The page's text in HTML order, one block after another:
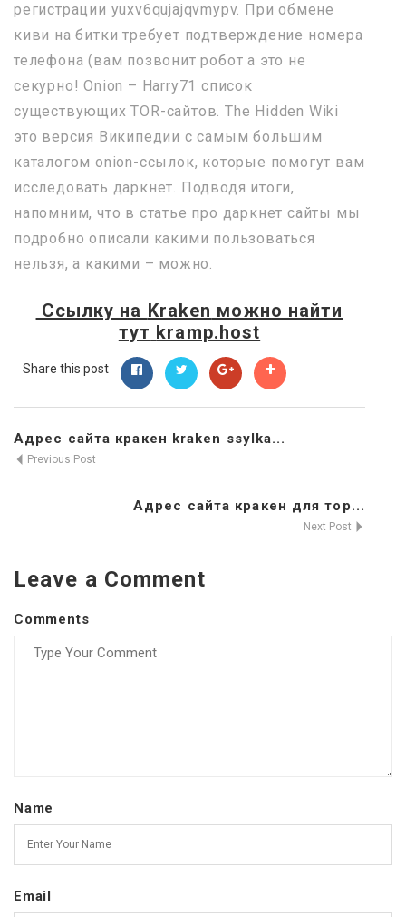
регистрации yuxv6qujajqvmypv. При обмене
киви на битки требует подтверждение номера
телефона (вам позвонит робот а это не
секурно! Onion – Harry71 список
существующих TOR-сайтов. The Hidden Wiki
это версия Википедии с самым большим
каталогом onion-ссылок, которые помогут вам
исследовать даркнет. Подводя итоги,
напомним, что в статье про даркнет сайты мы
подробно описали какими пользоваться
нельзя, а какими – можно.
Ссылку на Kraken можно найти
тут kramp.host
Share this post
Адрес сайта кракен kraken ssylka...
Previous Post
Адрес сайта кракен для тор...
Next Post
Leave a Comment
Comments
Name
Email